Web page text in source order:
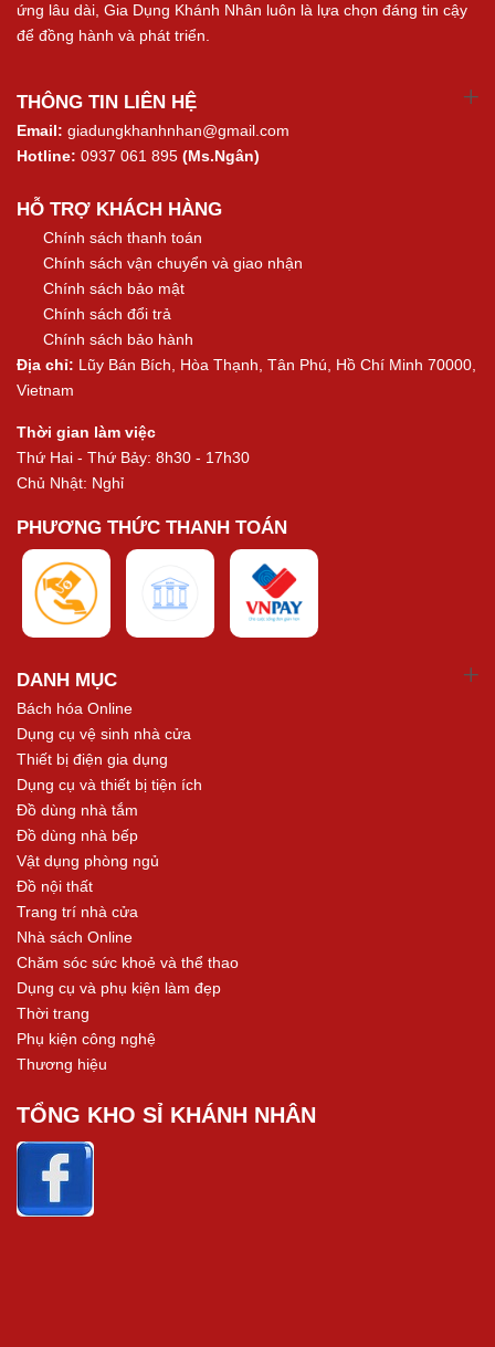
ứng lâu dài, Gia Dụng Khánh Nhân luôn là lựa chọn đáng tin cậy
để đồng hành và phát triển.
THÔNG TIN LIÊN HỆ
Email: giadungkhanhnhan@gmail.com
Hotline: 0937 061 895 (Ms.Ngân)
HỖ TRỢ KHÁCH HÀNG
Chính sách thanh toán
Chính sách vận chuyển và giao nhận
Chính sách bảo mật
Chính sách đổi trả
Chính sách bảo hành
Địa chỉ: Lũy Bán Bích, Hòa Thạnh, Tân Phú, Hồ Chí Minh 70000,
Vietnam
Thời gian làm việc
Thứ Hai - Thứ Bảy: 8h30 - 17h30
Chủ Nhật: Nghỉ
PHƯƠNG THỨC THANH TOÁN
DANH MỤC
Bách hóa Online
Dụng cụ vệ sinh nhà cửa
Thiết bị điện gia dụng
Dụng cụ và thiết bị tiện ích
Đồ dùng nhà tắm
Đồ dùng nhà bếp
Vật dụng phòng ngủ
Đồ nội thất
Trang trí nhà cửa
Nhà sách Online
Chăm sóc sức khoẻ và thể thao
Dụng cụ và phụ kiện làm đẹp
Thời trang
Phụ kiện công nghệ
Thương hiệu
TỔNG KHO SỈ KHÁNH NHÂN